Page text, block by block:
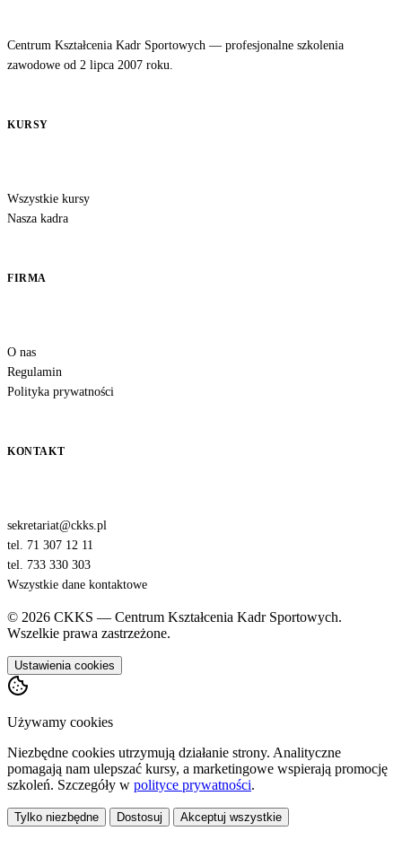
Centrum Kształcenia Kadr Sportowych — profesjonalne szkolenia
zawodowe od 2 lipca 2007 roku.
KURSY
Wszystkie kursy
Nasza kadra
FIRMA
O nas
Regulamin
Polityka prywatności
KONTAKT
sekretariat@ckks.pl
tel. 71 307 12 11
tel. 733 330 303
Wszystkie dane kontaktowe
© 2026 CKKS — Centrum Kształcenia Kadr Sportowych.
Wszelkie prawa zastrzeżone.
Ustawienia cookies
Używamy cookies
Niezbędne cookies utrzymują działanie strony. Analityczne
pomagają nam ulepszać kursy, a marketingowe wspierają promocję
szkoleń. Szczegóły w polityce prywatności.
Tylko niezbędne Dostosuj Akceptuj wszystkie